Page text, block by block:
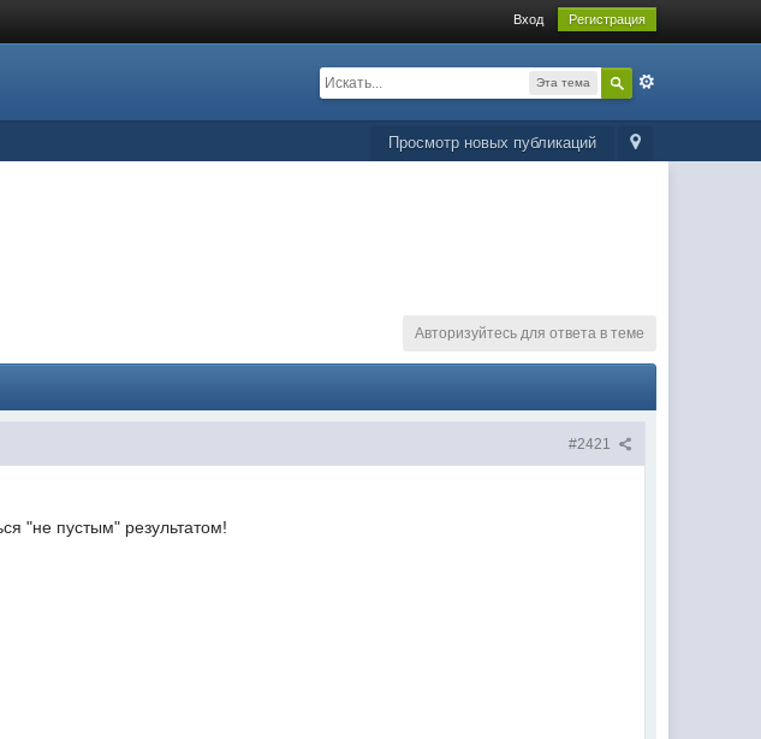
Вход Регистрация
Эта тема
Просмотр новых публикаций
Авторизуйтесь для ответа в теме
#2421
"не пустым" результатом!